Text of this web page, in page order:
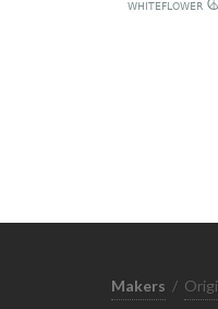
WHITEFLOWER
Makers /